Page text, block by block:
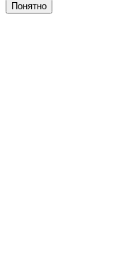
Понятно